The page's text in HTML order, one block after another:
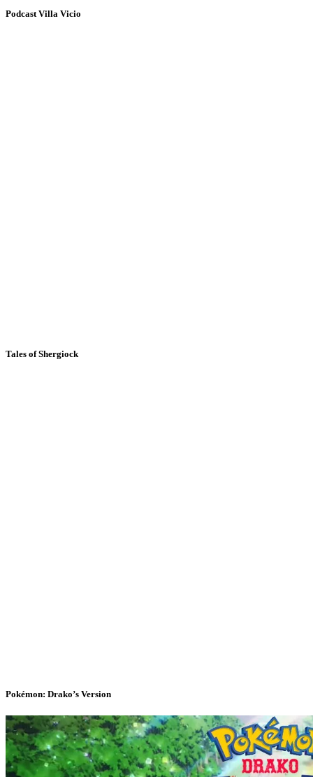
Podcast Villa Vicio
Tales of Shergiock
Pokémon: Drako’s Version